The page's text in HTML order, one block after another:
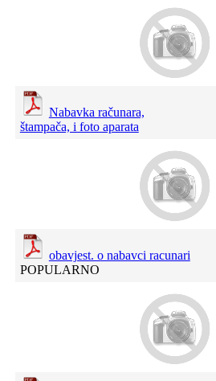
Nabavka računara,
štampača, i foto aparata
obavjest. o nabavci racunari
POPULARNO